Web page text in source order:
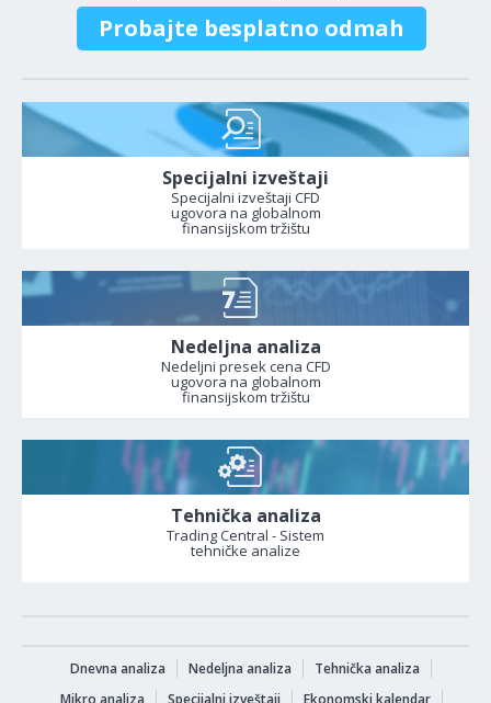
Probajte besplatno odmah
Specijalni izveštaji
Specijalni izveštaji CFD
ugovora na globalnom
finansijskom tržištu
Nedeljna analiza
Nedeljni presek cena CFD
ugovora na globalnom
finansijskom tržištu
Tehnička analiza
Trading Central - Sistem
tehničke analize
Dnevna analiza Nedeljna analiza
Tehnička analiza
Mikro analiza
Specijalni izveštaji Ekonomski kalendar